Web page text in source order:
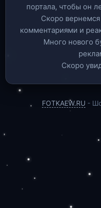
портала, чтобы он
Скоро
комментариями и
Много нового
Скоро
FOTKAEW.RU -